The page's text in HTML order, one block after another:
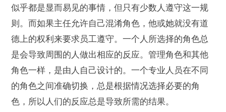
似乎都是显而易见的事情，但只有少数人遵守这一规
则。而如果主任允许自己混淆角色，他或她就没有道
德上的权利来要求员工遵守。一个人所选择的角色总
是会导致周围的人做出相应的反应。管理角色和其他
角色一样，是由人自己设计的。一个专业人员在不同
的角色之间准确切换，总是根据情况选择必要的角
色，所以人们的反应总是导致所需的结果。